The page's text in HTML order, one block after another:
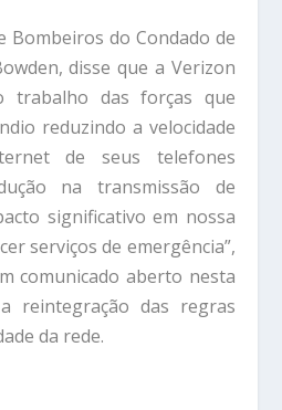
Bombeiros do Condado de
disse que a Verizon
trabalho das forças que
reduzindo a velocidade
de seus telefones
na transmissão de
significativo em nossa
serviços de emergência”,
comunicado aberto nesta
reintegração das regras
da rede.